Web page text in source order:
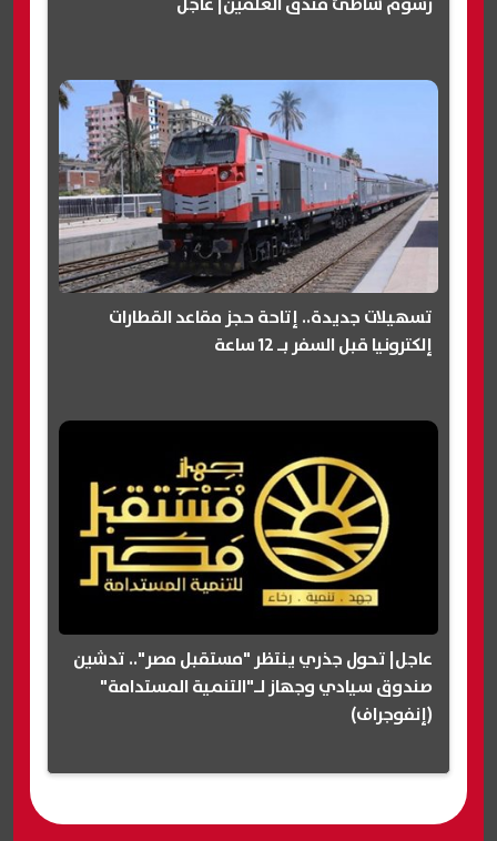
تسهيلات جديدة.. إتاحة حجز مقاعد القطارات
إلكترونيا قبل السفر بـ 12 ساعة
عاجل| تحول جذري ينتظر "مستقبل مصر".. تدشين
صندوق سيادي وجهاز لـ"التنمية المستدامة"
(إنفوجراف)